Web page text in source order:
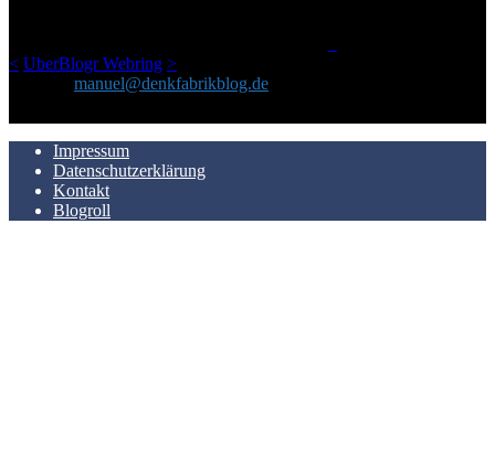
< UberBlogr Webring >
manuel@denkfabrikblog.de
Impressum
Datenschutzerklärung
Kontakt
Blogroll